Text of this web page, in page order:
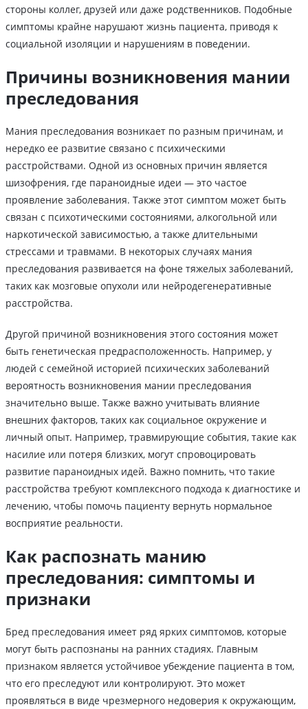
стороны коллег, друзей или даже родственников. Подобные
симптомы крайне нарушают жизнь пациента, приводя к
социальной изоляции и нарушениям в поведении.
Причины возникновения мании
преследования
Мания преследования возникает по разным причинам, и
нередко ее развитие связано с психическими
расстройствами. Одной из основных причин является
шизофрения, где параноидные идеи — это частое
проявление заболевания. Также этот симптом может быть
связан с психотическими состояниями, алкогольной или
наркотической зависимостью, а также длительными
стрессами и травмами. В некоторых случаях мания
преследования развивается на фоне тяжелых заболеваний,
таких как мозговые опухоли или нейродегенеративные
расстройства.
Другой причиной возникновения этого состояния может
быть генетическая предрасположенность. Например, у
людей с семейной историей психических заболеваний
вероятность возникновения мании преследования
значительно выше. Также важно учитывать влияние
внешних факторов, таких как социальное окружение и
личный опыт. Например, травмирующие события, такие как
насилие или потеря близких, могут спровоцировать
развитие параноидных идей. Важно помнить, что такие
расстройства требуют комплексного подхода к диагностике и
лечению, чтобы помочь пациенту вернуть нормальное
восприятие реальности.
Как распознать манию
преследования: симптомы и
признаки
Бред преследования имеет ряд ярких симптомов, которые
могут быть распознаны на ранних стадиях. Главным
признаком является устойчивое убеждение пациента в том,
что его преследуют или контролируют. Это может
проявляться в виде чрезмерного недоверия к окружающим,